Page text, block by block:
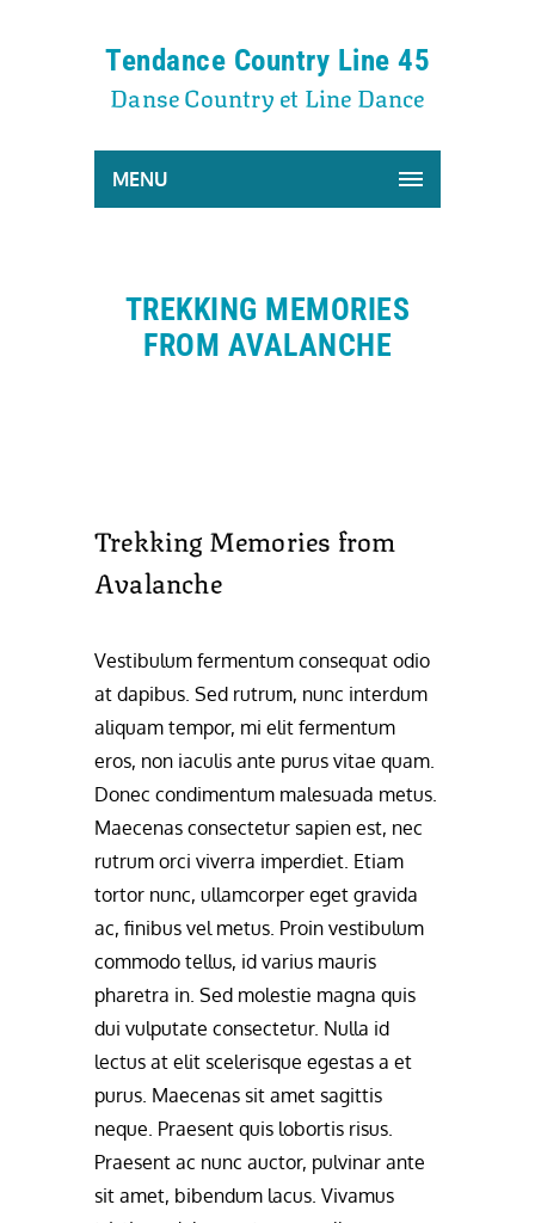
Tendance Country Line 45
Danse Country et Line Dance
MENU
TREKKING MEMORIES
FROM AVALANCHE
Trekking Memories from
Avalanche
Vestibulum fermentum consequat odio
at dapibus. Sed rutrum, nunc interdum
aliquam tempor, mi elit fermentum
eros, non iaculis ante purus vitae quam.
Donec condimentum malesuada metus.
Maecenas consectetur sapien est, nec
rutrum orci viverra imperdiet. Etiam
tortor nunc, ullamcorper eget gravida
ac, finibus vel metus. Proin vestibulum
commodo tellus, id varius mauris
pharetra in. Sed molestie magna quis
dui vulputate consectetur. Nulla id
lectus at elit scelerisque egestas a et
purus. Maecenas sit amet sagittis
neque. Praesent quis lobortis risus.
Praesent ac nunc auctor, pulvinar ante
sit amet, bibendum lacus. Vivamus